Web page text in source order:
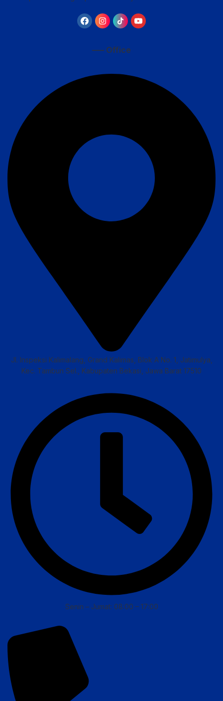
—– Office
Jl. Inspeksi Kalimalang, Grand Kalimas, Blok A No. 1, Jatimulya,
Kec. Tambun Sel., Kabupaten Bekasi, Jawa Barat 17510
Senin – Jumat: 08:00 – 17:00